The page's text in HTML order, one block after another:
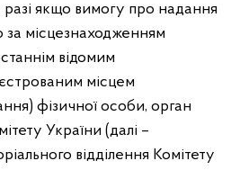
разі якщо вимогу про надання
за місцезнаходженням
відомим
місцем
фізичної особи, орган
України (далі –
відділення Комітету